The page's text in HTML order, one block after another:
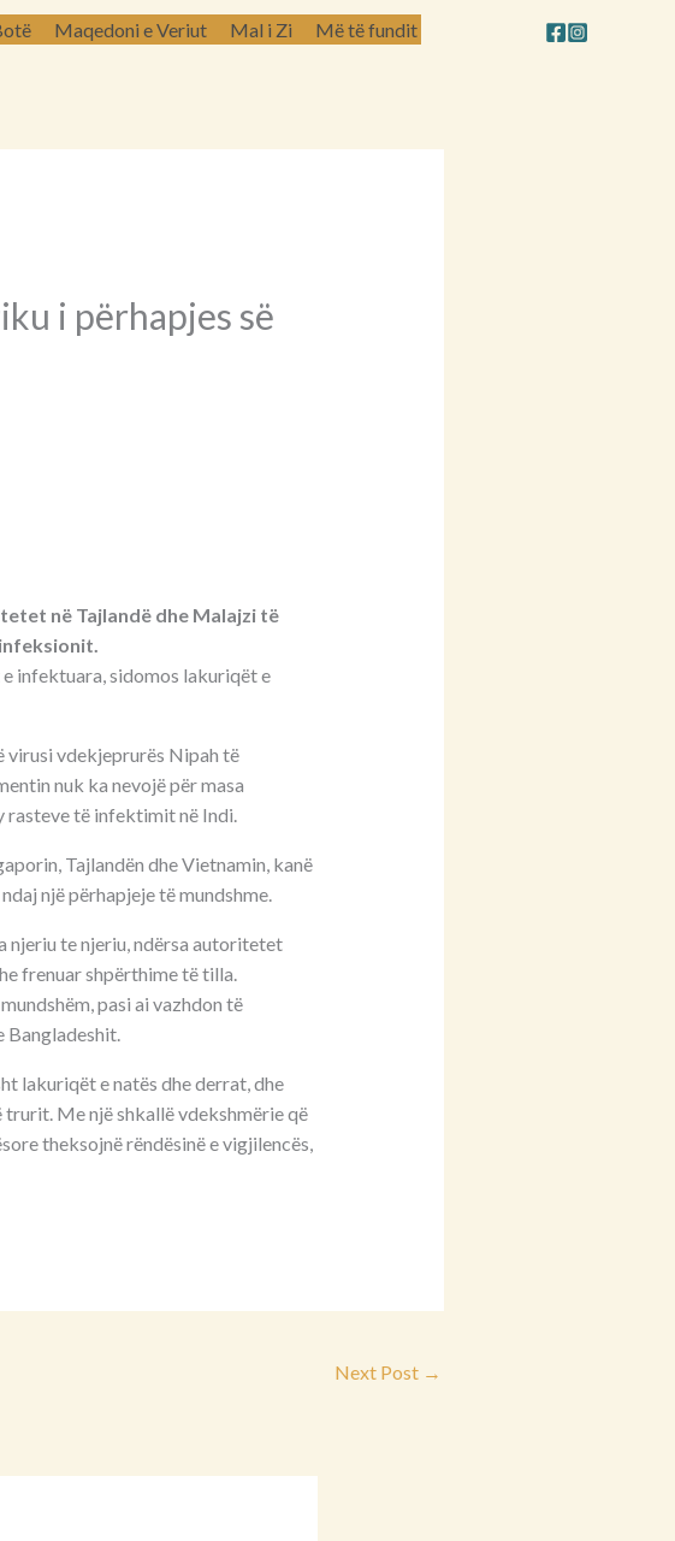
Maqedoni e Veriut Mal i Zi Më të fundit
i përhapjes së
në Tajlandë dhe Malajzi të
infektuara, sidomos lakuriqët e
virusi vdekjeprurës Nipah të
nuk ka nevojë për masa
rasteve të infektimit në Indi.
Tajlandën dhe Vietnamin, kanë
një përhapjeje të mundshme.
njeriu te njeriu, ndërsa autoritetet
frenuar shpërthime të tilla.
pasi ai vazhdon të
Bangladeshit.
lakuriqët e natës dhe derrat, dhe
Me një shkallë vdekshmërie që
theksojnë rëndësinë e vigjilencës,
Next Post →